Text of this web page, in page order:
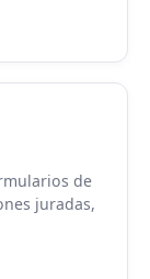
de
juradas,